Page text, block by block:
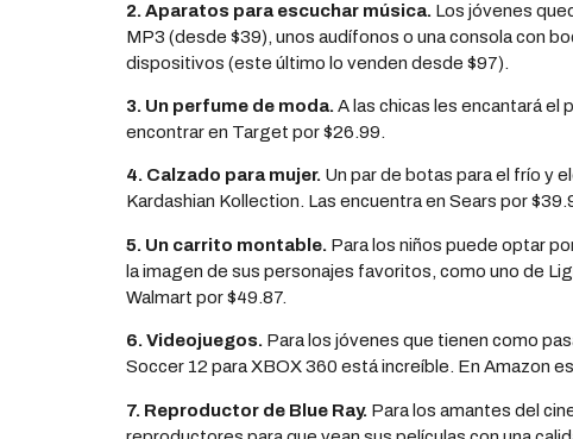
2. Aparatos para escuchar música. Los jóvenes
MP3 (desde $39), unos audífonos o una consola con
dispositivos (este último lo venden desde $97).
3. Un perfume de moda. A las chicas les encantará el
encontrar en Target por $26.99.
4. Calzado para mujer. Un par de botas para el frío y
Kardashian Kollection. Las encuentra en Sears por
5. Un carrito montable. Para los niños puede optar
la imagen de sus personajes favoritos, como uno de
Walmart por $49.87.
6. Videojuegos. Para los jóvenes que tienen como
Soccer 12 para XBOX 360 está increíble. En Amazon
7. Reproductor de Blue Ray. Para los amantes del